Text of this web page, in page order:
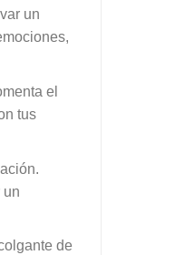
un
el
tus
un
de